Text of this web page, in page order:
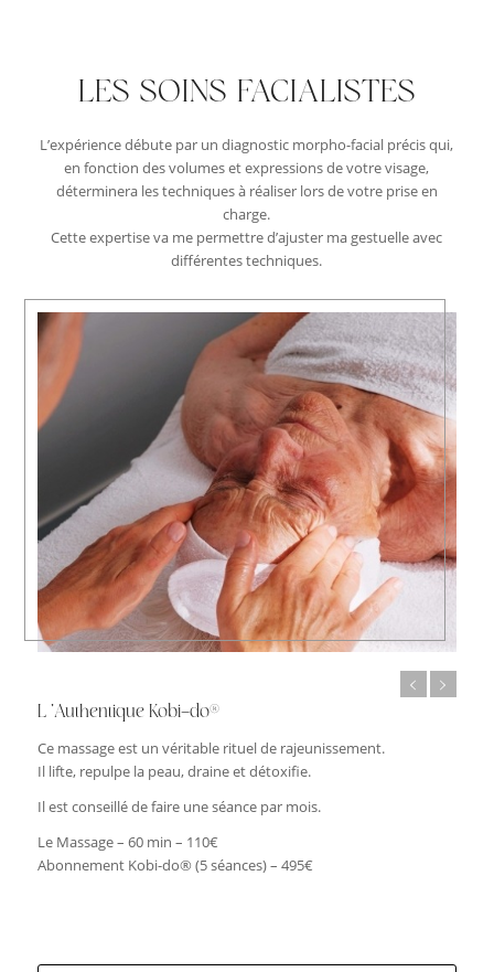
LES SOINS FACIALISTES
L’expérience débute par un diagnostic morpho-facial précis qui,
en fonction des volumes et expressions de votre visage,
déterminera les techniques à réaliser lors de votre prise en
charge.
Cette expertise va me permettre d’ajuster ma gestuelle avec
différentes techniques.
Ce massage est un véritable rituel de rajeunissement.
Il lifte, repulpe la peau, draine et détoxifie.
Il est conseillé de faire une séance par mois.
Le Massage – 60 min – 110€
Abonnement Kobi-do® (5 séances) – 495€
Ce massage va sculpter le visage en travaillant les plis, les rides,
les crispations et les muscles en profondeur.
effets indésirables des rides d’expression et le relâchement
cutané.
Le Massage – 60 min – 110€